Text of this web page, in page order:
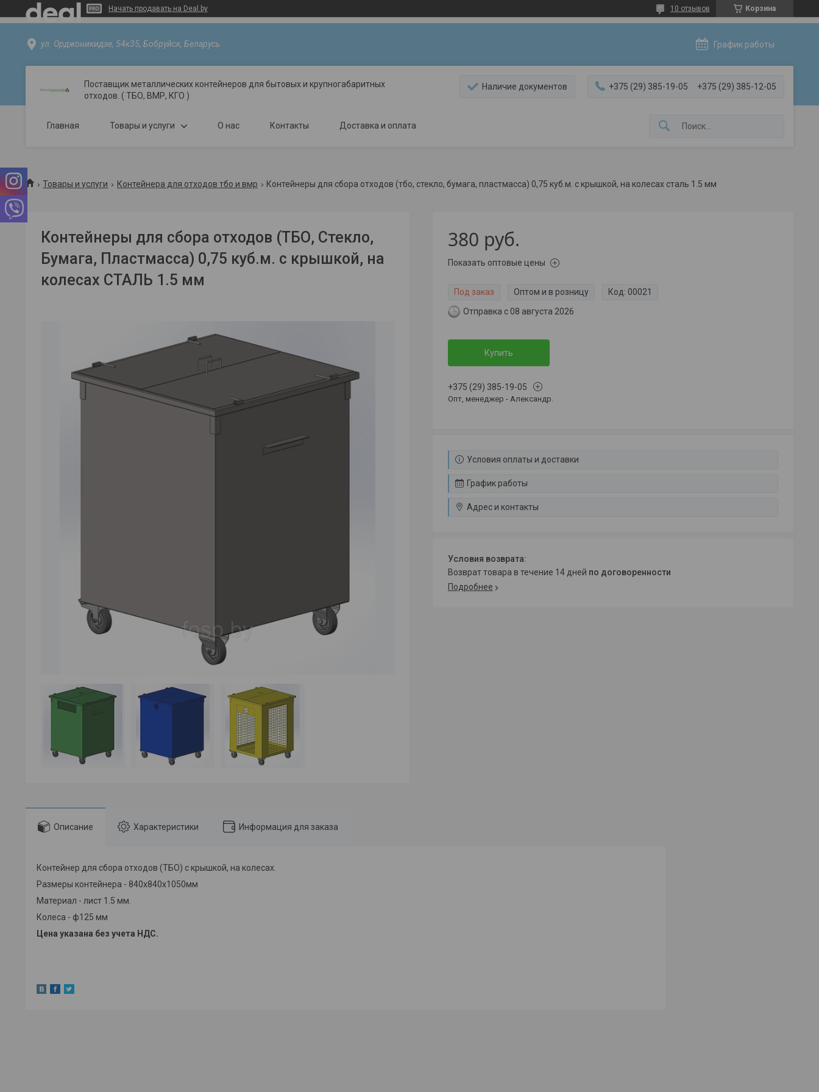
Начать продавать на Deal.by Корзина
10 отзывов
ул. Орджоникидзе, 54к35, Бобруйск, Беларусь График работы
Поставщик металлических контейнеров для бытовых и крупногабаритных
отходов. ( ТБО, ВМР, КГО )
Наличие документов +375 (29) 385-19-05 +375 (29) 385-12-05
Главная Товары и услуги О нас Контакты Доставка и оплата
Товары и услуги Контейнера для отходов тбо и вмр Контейнеры для сбора отходов (тбо, стекло, бумага, пластмасса) 0,75 куб.м. с крышкой, на колесах сталь 1.5 мм
Контейнеры для сбора отходов (ТБО, Стекло,
Бумага, Пластмасса) 0,75 куб.м. с крышкой, на
колесах СТАЛЬ 1.5 мм
380 руб.
Показать оптовые цены
Под заказ Оптом и в розницу Код: 00021
Отправка с 08 августа 2026
Купить
+375 (29) 385-19-05
Опт, менеджер - Александр.
Условия оплаты и доставки
График работы
Адрес и контакты
возврат товара в течение 14 дней по договоренности
Подробнее
Описание Характеристики Информация для заказа
Контейнер для сбора отходов (ТБО) с крышкой, на колесах.
Размеры контейнера - 840х840х1050мм
Материал - лист 1.5 мм.
Колеса - ф125 мм
Цена указана без учета НДС.